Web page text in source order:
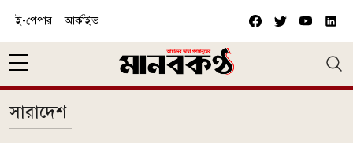
ই-পেপার আর্কাইভ
সারাদেশ